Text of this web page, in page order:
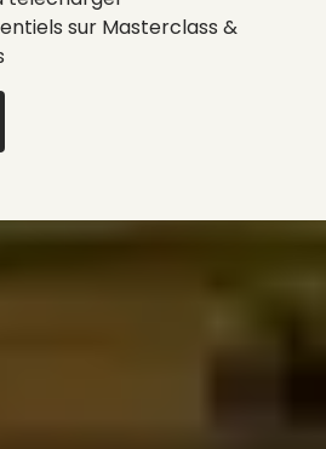
sur Masterclass &